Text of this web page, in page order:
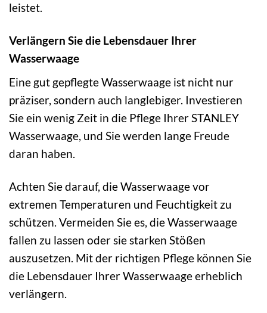
leistet.
Verlängern Sie die Lebensdauer Ihrer
Wasserwaage
Eine gut gepflegte Wasserwaage ist nicht nur
präziser, sondern auch langlebiger. Investieren
Sie ein wenig Zeit in die Pflege Ihrer STANLEY
Wasserwaage, und Sie werden lange Freude
daran haben.
Achten Sie darauf, die Wasserwaage vor
extremen Temperaturen und Feuchtigkeit zu
schützen. Vermeiden Sie es, die Wasserwaage
fallen zu lassen oder sie starken Stößen
auszusetzen. Mit der richtigen Pflege können Sie
die Lebensdauer Ihrer Wasserwaage erheblich
verlängern.